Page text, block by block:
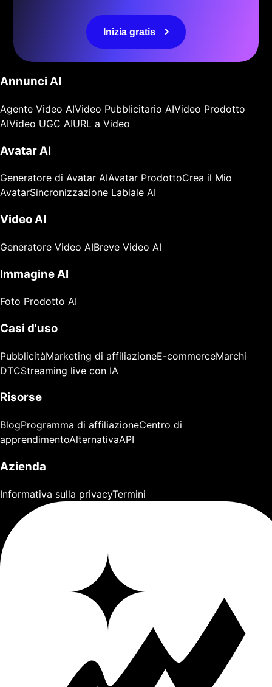
Inizia gratis
Annunci AI
Agente Video AIVideo Pubblicitario AIVideo Prodotto
AIVideo UGC AIURL a Video
Avatar AI
Generatore di Avatar AIAvatar ProdottoCrea il Mio
AvatarSincronizzazione Labiale AI
Video AI
Generatore Video AIBreve Video AI
Immagine AI
Foto Prodotto AI
Casi d'uso
PubblicitàMarketing di affiliazioneE-commerceMarchi
DTCStreaming live con IA
Risorse
BlogProgramma di affiliazioneCentro di
apprendimentoAlternativaAPI
Azienda
Informativa sulla privacyTermini